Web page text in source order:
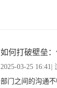
如何打破壁垒
2025-03-25 16:41
部门之间的沟通